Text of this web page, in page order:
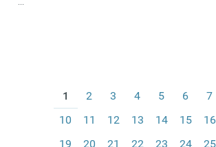
1 2 3 4 5 6 7
10
11 12 13 14 15 16
19
20 21 22 23 24 25